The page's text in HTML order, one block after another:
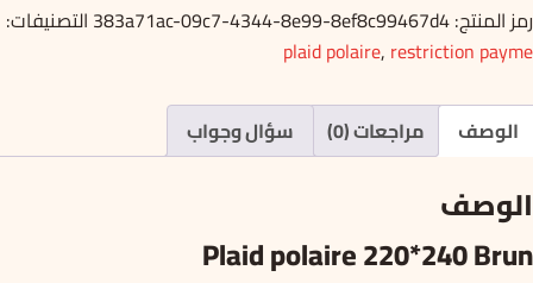
رمز المنتج:383a71ac-09c7-4344-8e99-8ef8c99467d4 التصنيفات:
plaid polaire, restriction payme
الوصف مراجعات (0) سؤال وجواب
الوصف
Plaid polaire 220*240 Brun